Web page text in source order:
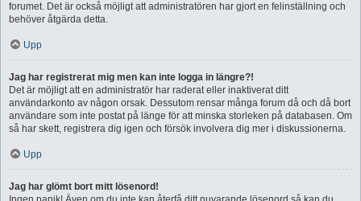
forumet. Det är också möjligt att administratören har gjort en felinställning och
behöver åtgärda detta.
Upp
Jag har registrerat mig men kan inte logga in längre?!
Det är möjligt att en administratör har raderat eller inaktiverat ditt
användarkonto av någon orsak. Dessutom rensar många forum då och då bort
användare som inte postat på länge för att minska storleken på databasen. Om
så har skett, registrera dig igen och försök involvera dig mer i diskussionerna.
Upp
Jag har glömt bort mitt lösenord!